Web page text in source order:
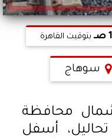
بتوقيت القاهرة
سوهاج
محافظة
أسفل